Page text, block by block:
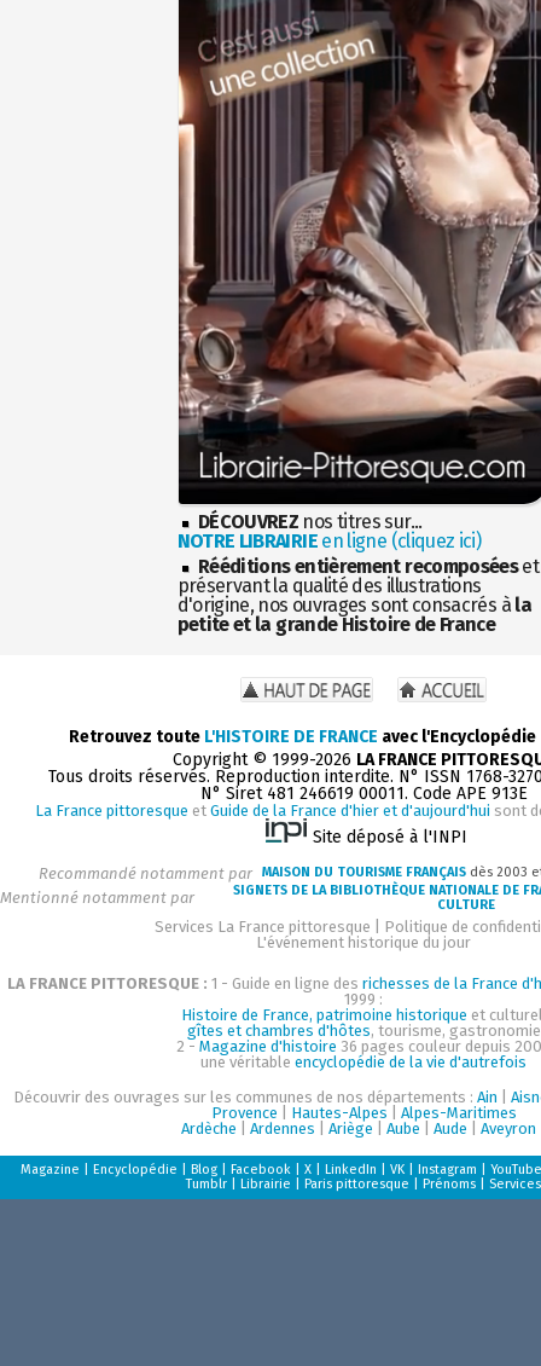
DÉCOUVREZ nos titres sur...
NOTRE LIBRAIRIEen ligne (cliquez ici)
Rééditions entièrement recomposéeset
préservant la qualité des illustrations
d'origine, nos ouvrages sont consacrés à la
petite et la grande Histoire de France
Retrouvez toute L'HISTOIRE DE FRANCE avec
Copyright © 1999-2026 LA FRANCE
Tous droits réservés. Reproduction interdite. N° ISSN 1768-
N° Siret 481 246619 00011. Code APE 913E
La France pittoresque et Guide de la France d'hier et d'aujourd'hui sont
Site déposé à l'INPI
Recommandé notamment par MAISON DU TOURISME FRANÇAIS dès 2003
Mentionné notamment par
SIGNETS DE LA BIBLIOTHÈQUE NATIONALE DE
CULTURE
Services La France pittoresque
Politique de
L'événement historique du jour
LA FRANCE PITTORESQUE : 1 - Guide en ligne des richesses de la France
1999 :
Histoire de France, patrimoine historique et
gîtes et chambres d'hôtes, tourisme, gastronomie
2 - Magazine d'histoire 36 pages couleur depuis
une véritable encyclopédie de la vie d'autrefois
Découvrir des ouvrages sur les communes de nos départements : Ain
Provence
Hautes-Alpes
Alpes-Maritimes
Ardèche
Ardennes Ariège Aube Aude Aveyron
Magazine Encyclopédie Blog Facebook X LinkedIn VK Instagram
YouTube
Tumblr
Librairie Paris pittoresque Prénoms Services